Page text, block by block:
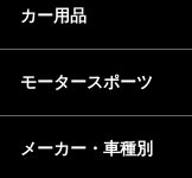
カー用品
モータースポーツ
メーカー・車種別